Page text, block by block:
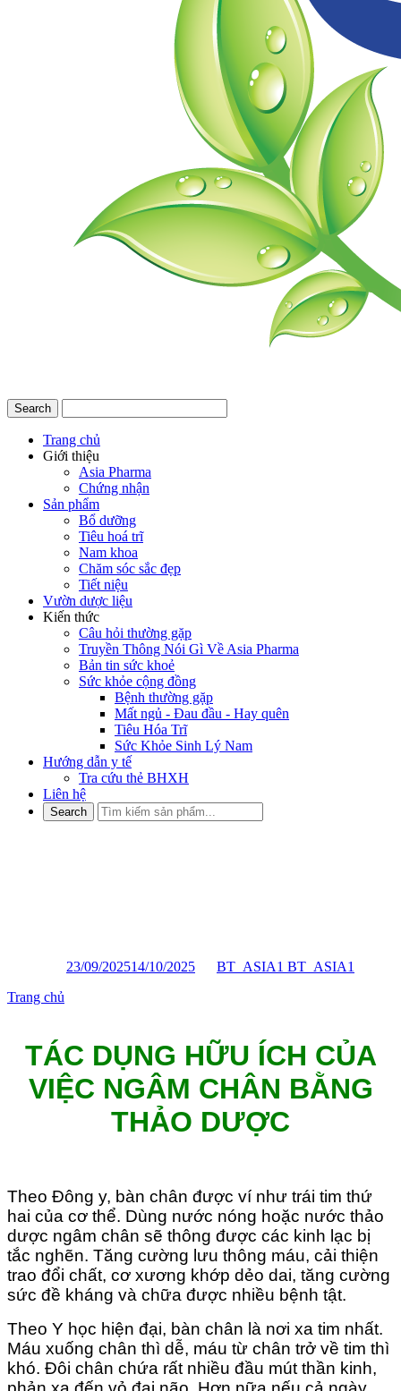
Trang chủ
Giới thiệu
Asia Pharma
Chứng nhận
Sản phẩm
Bổ dưỡng
Tiêu hoá trĩ
Nam khoa
Chăm sóc sắc đẹp
Tiết niệu
Vườn dược liệu
Kiến thức
Câu hỏi thường gặp
Truyền Thông Nói Gì Về Asia Pharma
Bản tin sức khoẻ
Sức khỏe cộng đồng
Bệnh thường gặp
Mất ngủ - Đau đầu - Hay quên
Tiêu Hóa Trĩ
Sức Khỏe Sinh Lý Nam
Hướng dẫn y tế
Tra cứu thẻ BHXH
Liên hệ
23/09/202514/10/2025
BT_ASIA1 BT_ASIA1
Trang chủ
TÁC DỤNG HỮU ÍCH CỦA
VIỆC NGÂM CHÂN BẰNG
THẢO DƯỢC
Theo Đông y, bàn chân được ví như trái tim thứ
hai của cơ thể. Dùng nước nóng hoặc nước thảo
dược ngâm chân sẽ thông được các kinh lạc bị
tắc nghẽn. Tăng cường lưu thông máu, cải thiện
trao đổi chất, cơ xương khớp dẻo dai, tăng cường
sức đề kháng và chữa được nhiều bệnh tật.
Theo Y học hiện đại, bàn chân là nơi xa tim nhất.
Máu xuống chân thì dễ, máu từ chân trở về tim thì
khó. Đôi chân chứa rất nhiều đầu mút thần kinh,